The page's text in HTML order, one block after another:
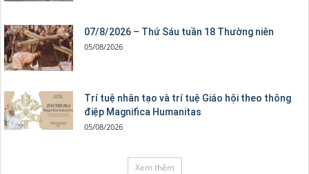
07/8/2026 – Thứ Sáu tuần 18 Thường niên
05/08/2026
Trí tuệ nhân tạo và trí tuệ Giáo hội theo thông
điệp Magnifica Humanitas
05/08/2026
Xem thêm